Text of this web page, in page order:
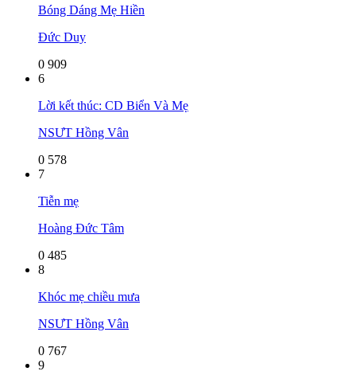
Bóng Dáng Mẹ Hiền
Đức Duy
0 909
6
Lời kết thúc: CD Biển Và Mẹ
NSƯT Hồng Vân
0 578
7
Tiễn mẹ
Hoàng Đức Tâm
0 485
8
Khóc mẹ chiều mưa
NSƯT Hồng Vân
0 767
9